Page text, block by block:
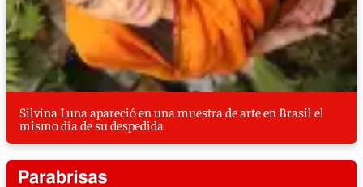
Silvina Luna apareció en una muestra de arte en Brasil el
mismo día de su despedida